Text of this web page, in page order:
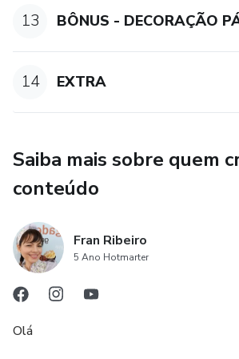
- Certificado
Te vejo na aula.
Bons estudos!
13 BÔNUS - DECORAÇÃO
14 EXTRA
Saiba mais sobre quem
conteúdo
Fran Ribeiro
5 Ano Hotmarter
Olá